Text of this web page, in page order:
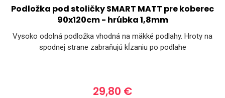
Podložka pod stoličky SMART MATT pre koberec
90x120cm - hrúbka 1,8mm
Vysoko odolná podložka vhodná na mäkké podlahy. Hroty na
spodnej strane zabraňujú kĺzaniu po podlahe
29,80 €